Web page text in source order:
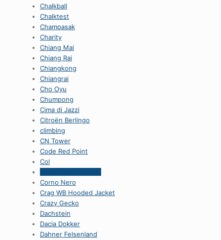
Chalkball
Chalktest
Champasak
Charity
Chiang Mai
Chiang Rai
Chiangkong
Chiangrai
Cho Oyu
Chumpong
Cima di Jazzi
Citroën Berlingo
climbing
CN Tower
Code Red Point
Col
Corno Nero
Crag WB Hooded Jacket
Crazy Gecko
Dachstein
Dacia Dokker
Dahner Felsenland